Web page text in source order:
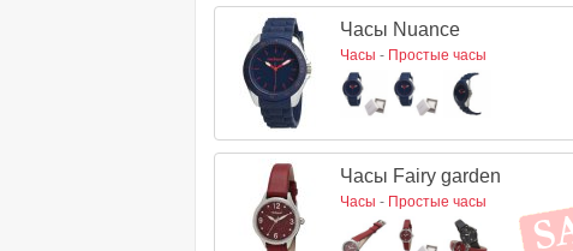
Часы Nuance
Часы - Простые часы
Часы Fairy garden
Часы - Простые часы